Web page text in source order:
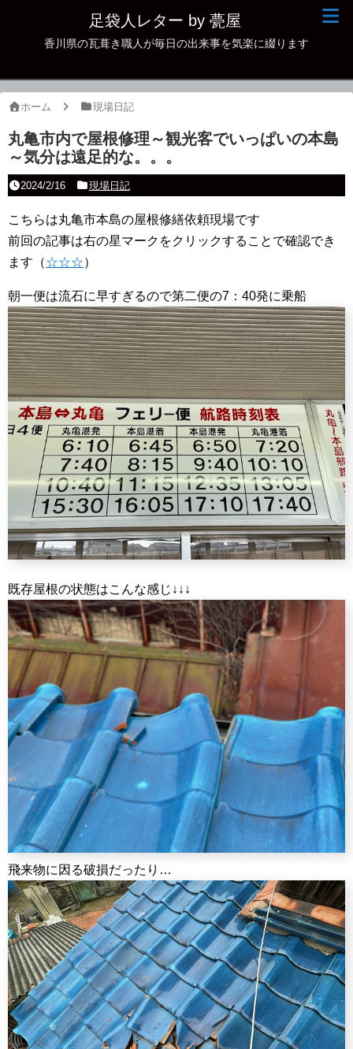
足袋人レター by 甍屋
香川県の瓦葺き職人が毎日の出来事を気楽に綴ります
ホーム 現場日記
丸亀市内で屋根修理～観光客でいっぱいの本島
～気分は遠足的な。。。
2024/2/16 現場日記
こちらは丸亀市本島の屋根修繕依頼現場です
前回の記事は右の星マークをクリックすることで確認でき
ます（☆☆☆）
朝一便は流石に早すぎるので第二便の7：40発に乗船
既存屋根の状態はこんな感じ↓↓↓
飛来物に因る破損だったり…
現場日記
古瓦
足袋人の仲間
本日の一品